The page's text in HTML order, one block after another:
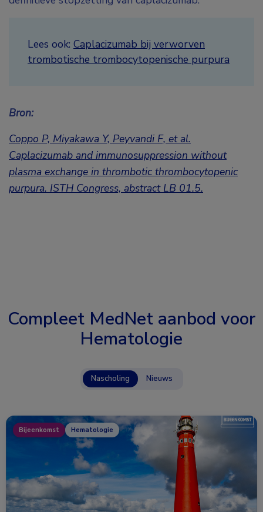
Lees ook: Caplacizumab bij verworven
trombotische trombocytopenische purpura
Bron:
Coppo P, Miyakawa Y, Peyvandi F, et al.
Caplacizumab and immunosuppression without
plasma exchange in thrombotic thrombocytopenic
purpura. ISTH Congress, abstract LB 01.5.
Compleet MedNet aanbod voor
Hematologie
Nascholing Nieuws
Bijeenkomst Hematologie